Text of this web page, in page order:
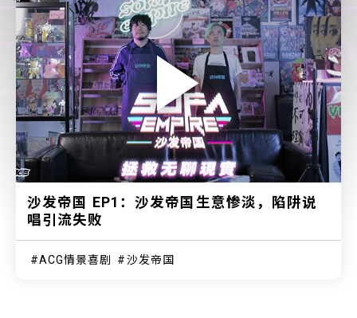
沙发帝国 EP1：沙发帝国生意惨淡，陷阱说
唱引流失败
ACG情景喜剧 沙发帝国